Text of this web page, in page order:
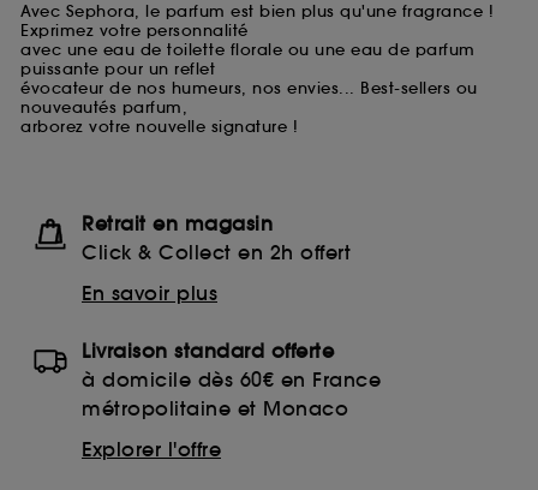
Avec Sephora, le parfum est bien plus qu'une fragrance !
Exprimez votre personnalité
avec une eau de toilette florale ou une eau de parfum
puissante pour un reflet
évocateur de nos humeurs, nos envies... Best-sellers ou
nouveautés parfum,
arborez votre nouvelle signature !
Retrait en magasin
Click & Collect en 2h offert
En savoir plus
Livraison standard offerte
à domicile dès 60€ en France
métropolitaine et Monaco
Explorer l'offre